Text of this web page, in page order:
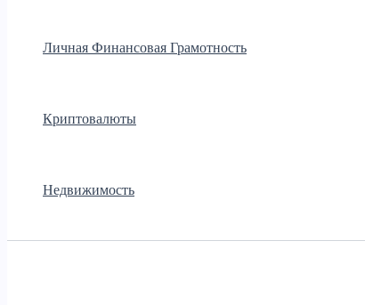
Личная Финансовая Грамотность
Криптовалюты
Недвижимость